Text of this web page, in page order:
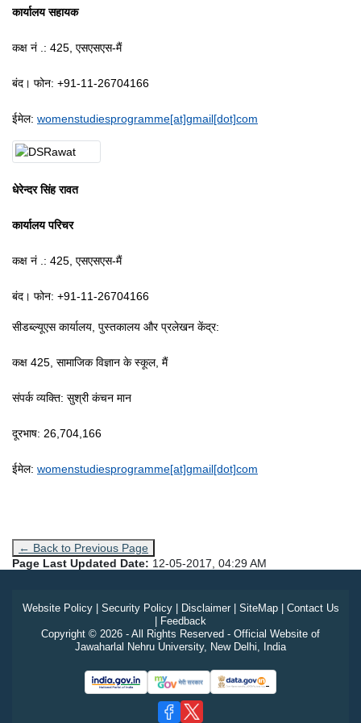
कार्यालय सहायक
कक्ष नं .: 425, एसएसएस-मैं
बंद। फोन: +91-11-26704166
ईमेल: womenstudiesprogramme[at]gmail[dot]com
धेरेन्दर सिंह रावत
कार्यालय परिचर
कक्ष नं .: 425, एसएसएस-मैं
बंद। फोन: +91-11-26704166
सीडब्ल्यूएसकार्यालय, पुस्तकालय और प्रलेखन केंद्र:
कक्ष 425, सामाजिक विज्ञान के स्कूल, मैं
संपर्क व्यक्ति: सुश्री कंचन मान
दूरभाष: 26,704,166
ईमेल: womenstudiesprogramme[at]gmail[dot]com
← Back to Previous Page
Page Last Updated Date: 12-05-2017, 04:29 AM
Website Policy| Security Policy| Disclaimer| SiteMap| Contact Us
Feedback
Copyright © 2026 - All Rights Reserved - Official Website of
Jawaharlal Nehru University, New Delhi, India